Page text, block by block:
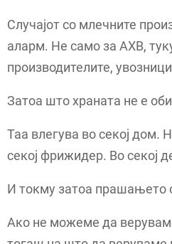
Случајот со млечните
аларм. Не само за АХВ,
производителите,
Затоа што храната не е
Таа влегува во секој дом.
секој фрижидер. Во секој
И токму затоа прашањето
Ако не можеме да